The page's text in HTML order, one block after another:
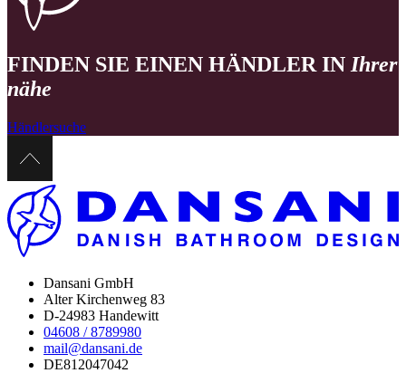
FINDEN SIE EINEN HÄNDLER IN Ihrer
nähe
Händlersuche
Dansani GmbH
Alter Kirchenweg 83
D-24983 Handewitt
04608 / 8789980
mail@dansani.de
DE812047042